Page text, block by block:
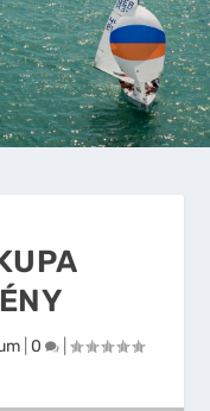
| 0 |